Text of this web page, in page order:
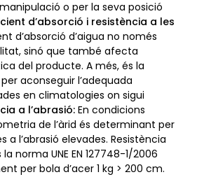
o per la seva posició
d’absorció i resistència a les
d’absorció d’aigua no només
sinó que també afecta
del producte. A més, és la
aconseguir l’adequada
en climatologies on sigui
a l’abrasió: En condicions
de l’àrid és determinant per
a l’abrasió elevades. Resistència
norma UNE EN 127748-1/2006
per bola d’acer 1 kg > 200 cm.